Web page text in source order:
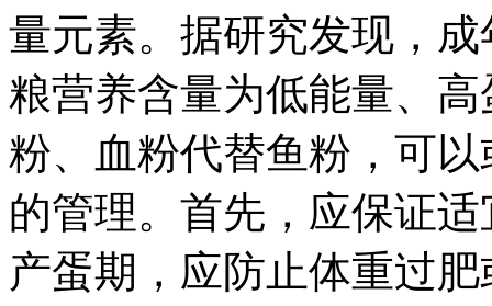
量元素。据研究发现，
粮营养含量为低能量、
粉、血粉代替鱼粉，可
的管理。首先，应保证
产蛋期，应防止体重过